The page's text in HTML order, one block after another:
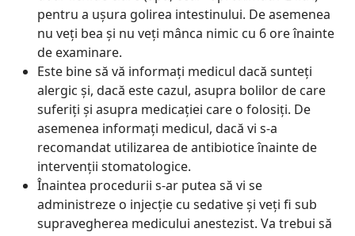
pentru a uşura golirea intestinului. De asemenea
nu veţi bea şi nu veţi mânca nimic cu 6 ore înainte
de examinare.
Este bine să vă informaţi medicul dacă sunteţi
alergic şi, dacă este cazul, asupra bolilor de care
suferiţi şi asupra medicaţiei care o folosiţi. De
asemenea informaţi medicul, dacă vi s-a
recomandat utilizarea de antibiotice înainte de
intervenţii stomatologice.
Înaintea procedurii s-ar putea să vi se
administreze o injecţie cu sedative şi veţi fi sub
supravegherea medicului anestezist. Va trebui să